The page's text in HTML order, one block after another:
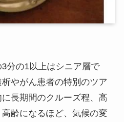
分の1以上はシニア層で
やがん患者の特別のツア
長期間のクルーズ程、高
齢になるほど、気候の変